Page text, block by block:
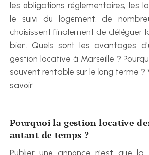
les obligations réglementaires, les
le suivi du logement, de
choisissent finalement de déléguer
bien. Quels sont les avantages
gestion locative à Marseille ?
souvent rentable sur le long terme ?
savoir.
Pourquoi la gestion locative
autant de temps ?
Publier une annonce n'est que la